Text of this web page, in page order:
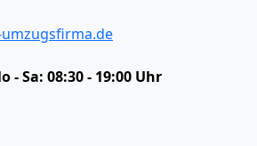
- Sa: 08:30 - 19:00 Uhr